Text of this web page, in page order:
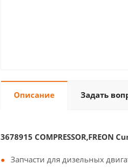
Описание Задать
3678915 COMPRESSOR,FREON
Запчасти для дизельных